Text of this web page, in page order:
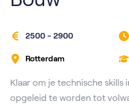
2500 - 2900
Rotterdam
Klaar om je technische skills
opgeleid te worden tot